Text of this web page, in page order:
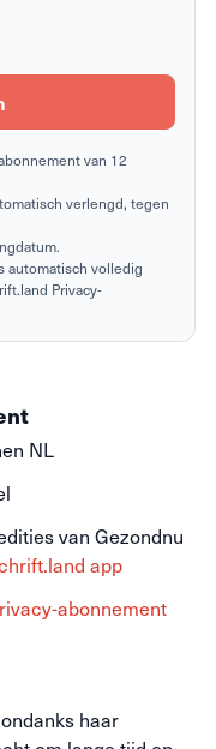
van 12
verlengd, tegen
automatisch volledig
Privacy-
haar
NL
van Gezondnu
app
abonnement